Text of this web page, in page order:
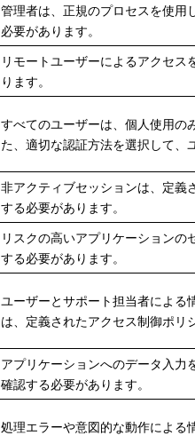
管理者は、正規のプロセスを使用
必要があります。
リモートユーザーによるアクセ
ります。
すべてのユーザーは、個人使用の
た、適切な認証方法を選択して、
非アクティブセッションは、定義
する必要があります。
リスクの高いアプリケーション
する必要があります。
ユーザーとサポート担当者による
は、定義されたアクセス制御ポリ
アプリケーションへのデータ入力
確認する必要があります。
処理エラーや意図的な動作による